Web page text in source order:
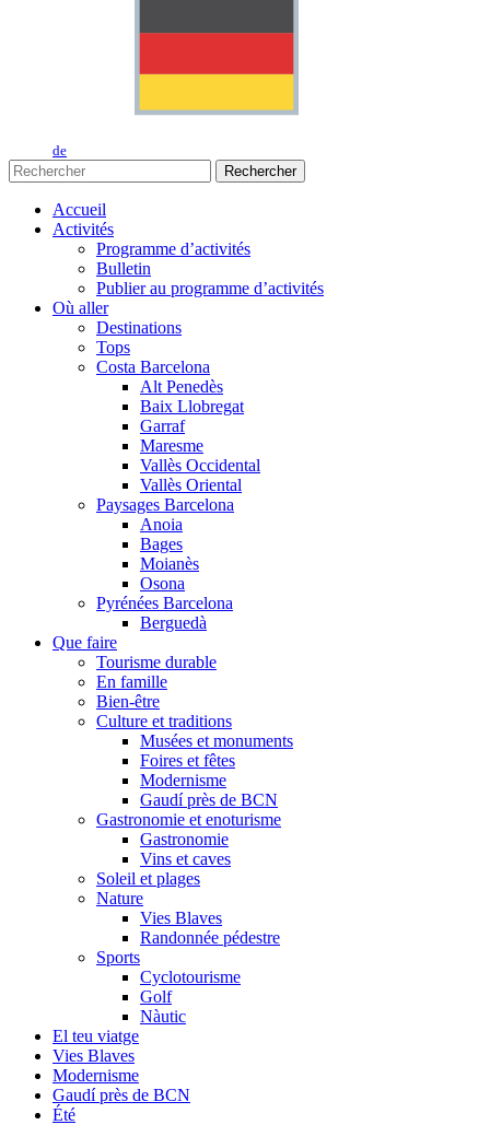
de
Rechercher
Accueil
Activités
Programme d’activités
Bulletin
Publier au programme d’activités
Où aller
Destinations
Tops
Costa Barcelona
Alt Penedès
Baix Llobregat
Garraf
Maresme
Vallès Occidental
Vallès Oriental
Paysages Barcelona
Anoia
Bages
Moianès
Osona
Pyrénées Barcelona
Berguedà
Que faire
Tourisme durable
En famille
Bien-être
Culture et traditions
Musées et monuments
Foires et fêtes
Modernisme
Gaudí près de BCN
Gastronomie et enoturisme
Gastronomie
Vins et caves
Soleil et plages
Nature
Vies Blaves
Randonnée pédestre
Sports
Cyclotourisme
Golf
Nàutic
El teu viatge
Vies Blaves
Modernisme
Gaudí près de BCN
Été